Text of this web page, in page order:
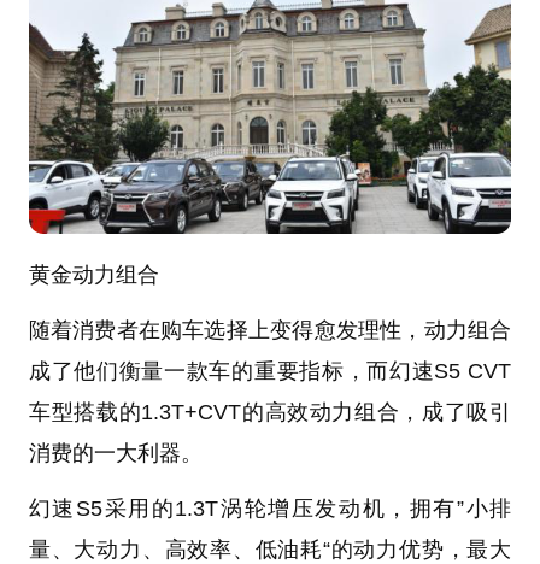
黄金动力组合
随着消费者在购车选择上变得愈发理性，动力组合
成了他们衡量一款车的重要指标，而幻速S5 CVT
车型搭载的1.3T+CVT的高效动力组合，成了吸引
消费的一大利器。
幻速S5采用的1.3T涡轮增压发动机，拥有”小排
量、大动力、高效率、低油耗“的动力优势，最大